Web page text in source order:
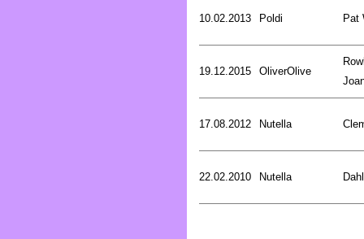
10.02.2013 Poldi Pat
19.12.2015 OliverOlive
17.08.2012 Nutella
22.02.2010 Nutella